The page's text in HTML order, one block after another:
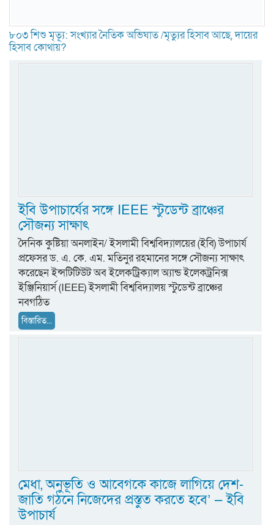
৮০৩ শিশু মৃত্যূ: সংখ্যার নৈতিক অভিঘাত /মৃত্যুর হিসাব আছে, দায়ের
হিসাব কোথায়?
ইবি উপাচার্যের সঙ্গে IEEE স্টুডেন্ট ব্রাঞ্চের
সৌজন্য সাক্ষাৎ
দৈনিক কুষ্টিয়া অনলাইন/ ইসলামী বিশ্ববিদ্যালয়ের (ইবি) উপাচার্য
প্রফেসর ড. এ. কে. এম. মতিনুর রহমানের সঙ্গে সৌজন্য সাক্ষাৎ
করেছেন ইন্সটিটিউট অব ইলেকট্রিক্যাল অ্যান্ড ইলেকট্রনিক্স
ইঞ্জিনিয়ার্স (IEEE) ইসলামী বিশ্ববিদ্যালয় স্টুডেন্ট ব্রাঞ্চের
নবগঠিত
বিস্তারিত...
মেধা, অনুভূতি ও আবেগকে কাজে লাগিয়ে দেশ-
জাতি গঠনে নিজেদের প্রস্তুত করতে হবে’ — ইবি
উপাচার্য